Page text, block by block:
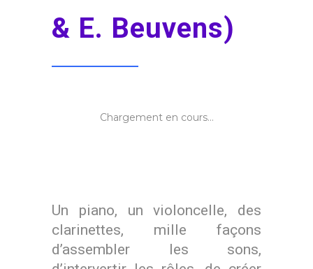
& E. Beuvens)
Chargement en cours...
Un piano, un violoncelle, des
clarinettes, mille façons
d’assembler les sons,